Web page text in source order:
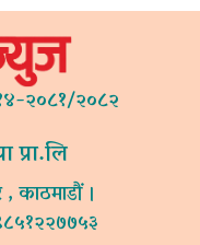
२०८१/२०८२
प्रा.लि
काठमाडौं ।